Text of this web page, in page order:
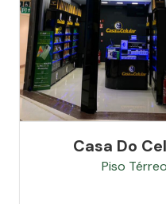
Casa Do
Piso Térreo